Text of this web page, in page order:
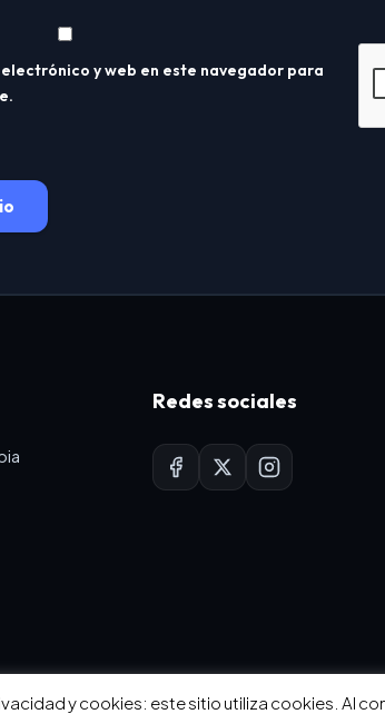
y web en este navegador para
Redes sociales
y cookies: este sitio utiliza cookies. Al